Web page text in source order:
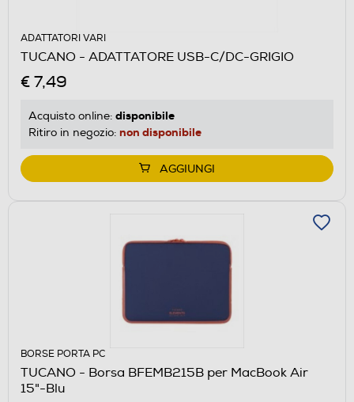
ADATTATORI VARI
TUCANO - ADATTATORE USB-C/DC-GRIGIO
€ 7,49
Acquisto online: disponibile
Ritiro in negozio: non disponibile
AGGIUNGI
BORSE PORTA PC
TUCANO - Borsa BFEMB215B per MacBook Air
15"-Blu